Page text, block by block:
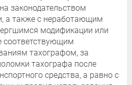
законодательством
а также с неработающим
модификации или
соответствующим
тахографом, за
тахографа после
средства, а равно с